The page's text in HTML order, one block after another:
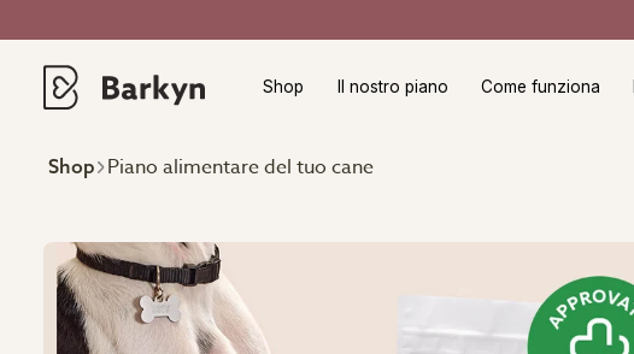
Shop Il nostro piano Come funziona
Shop Piano alimentare del tuo cane